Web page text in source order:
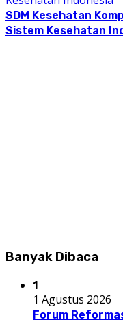
SDM Kesehatan
Sistem Kesehatan
Banyak Dibaca
1
1 Agustus 2026
Forum